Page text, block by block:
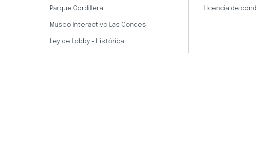
Parque Cordillera
Museo Interactivo Las Condes
Ley de Lobby - Histórica
Licencia de